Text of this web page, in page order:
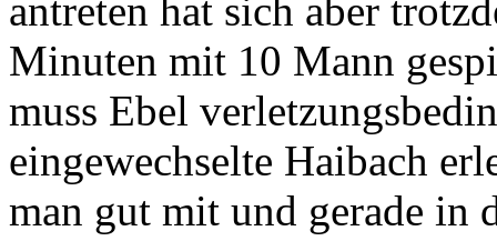
antreten hat sich aber
Minuten mit 10 Mann
muss Ebel
eingewechselte Haibach
man gut mit und gerade in